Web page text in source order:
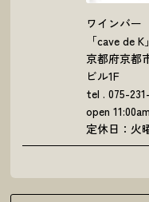
ワインバー
「cave de
京都府京都
ビル1F
tel . 075-
open
定休日：火